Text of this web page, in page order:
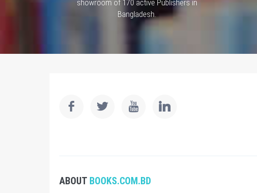
showroom of 170 active Publishers in
Bangladesh.
ABOUT BOOKS.COM.BD